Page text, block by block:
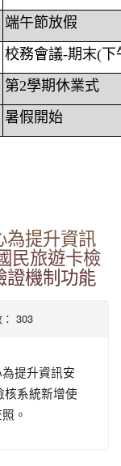
端午節放假
校務會議-期末(下
第2學期休業式
暑假開始
為提升資訊
民旅遊卡檢
證機制功能
303
提升資訊安
核系統新增使
。